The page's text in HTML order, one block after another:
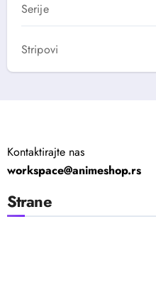
Serije
Stripovi
Kontaktirajte nas
workspace@animeshop.rs
Strane